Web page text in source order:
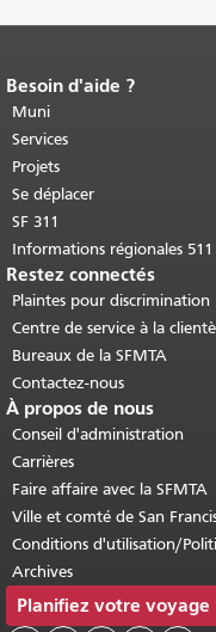
Fin du contenu de la page.
cette page se répète sur
Retour au haut du contenu
Besoin d'aide ?
Muni
Services
Projets
Se déplacer
SF 311
Informations régionales 511
Restez connectés
Plaintes pour discrimination
Centre de service à la
Bureaux de la SFMTA
Contactez-nous
À propos de nous
Conseil d'administration
Carrières
Faire affaire avec la SFMTA
Ville et comté de San
Conditions d'utilisation/
Archives
Planifiez votre voyage